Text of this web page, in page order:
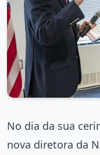
No dia da sua
nova diretora da